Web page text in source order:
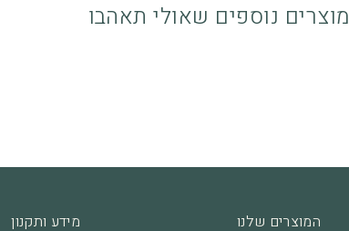
מוצרים נוספים שאולי תאהבו
המוצרים שלנו מידע ותקנון